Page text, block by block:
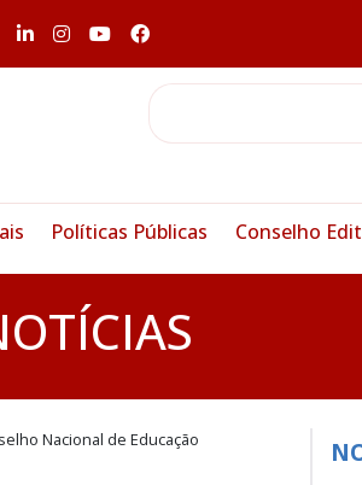
Políticas Públicas Conselho
Nacional de Educação